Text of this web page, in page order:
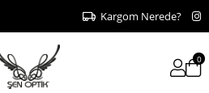
Kargom Nerede?
0